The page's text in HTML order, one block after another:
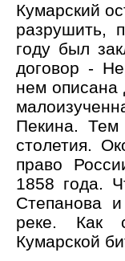
Кумарский
разрушить,
году был
договор -
нем описана
Пекина.
столетия.
право
1858 года.
Степанова
реке. Как
Кумарской